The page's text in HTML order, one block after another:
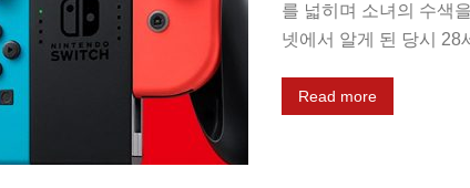
를 넓히며 소녀의 수색
넷에서 알게 된 당시 28
Read more